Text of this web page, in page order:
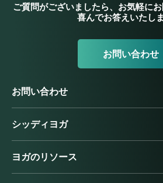
ご質問がございましたら、お気軽にお
喜んでお答えいたし
お問い合わせ
お問い合わせ
シッディヨガ
ヨガのリソース